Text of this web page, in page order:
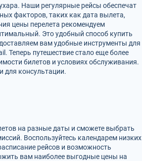
Наши регулярные рейсы обеспечат
факторов, таких как дата вылета,
цены перелета рекомендуем
Это удобный способ купить
вам удобные инструменты для
Теперь путешествие стало еще более
билетов и условиях обслуживания.
для консультации.
на разные даты и сможете выбрать
Воспользуйтесь календарем низких
рейсов и возможность
вам наиболее выгодные цены на